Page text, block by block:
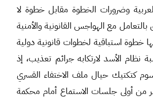
العربية وضرورات الخطوة مقابل خطوة لا
مع الهواجس القانونية والأمنية
خطوة استباقية لخطوات قانونية دولية
الأسد لارتكابه جرائم تعذيب، إذ
كتكتيك حيال ملف الاختفاء القسري
من أولى جلسات الاستماع أمام محكمة